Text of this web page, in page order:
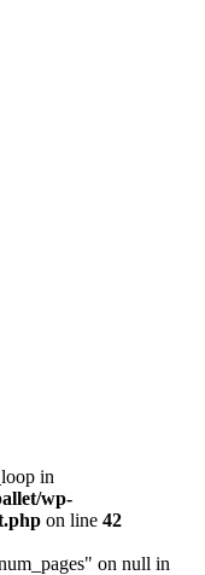
in
wp-
on line 42
on null in